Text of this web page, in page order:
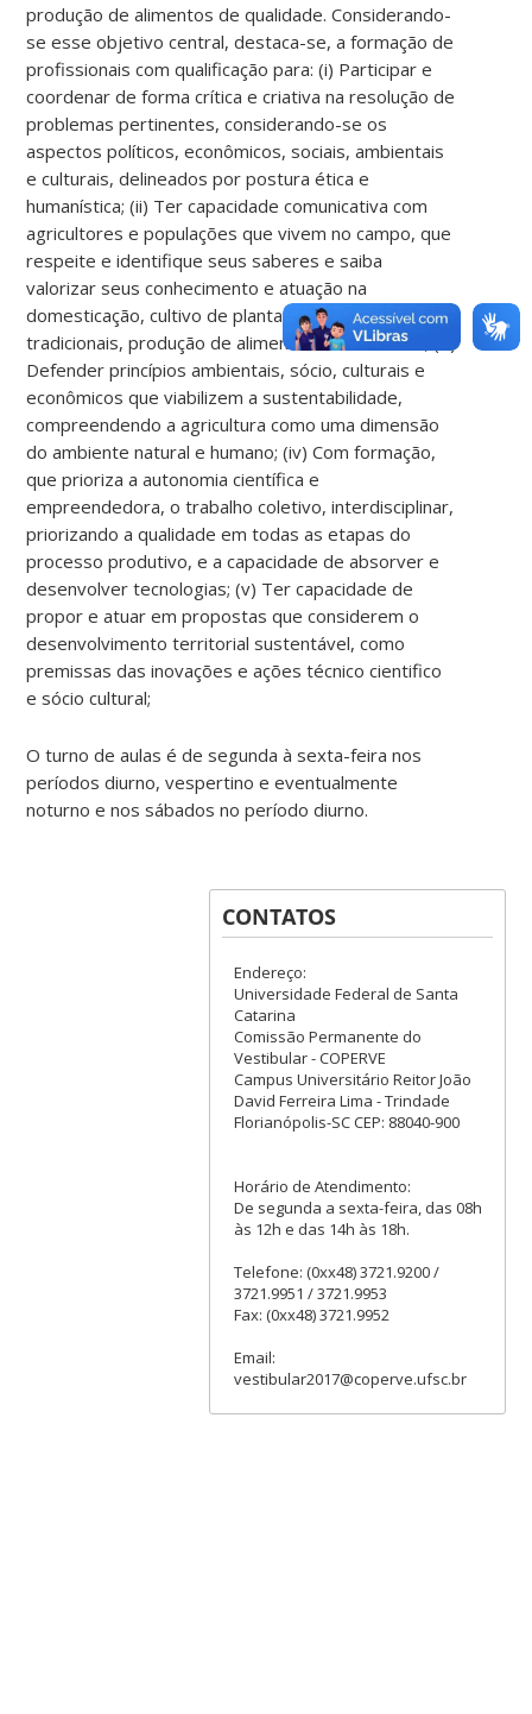
produção de alimentos de qualidade. Considerando-
se esse objetivo central, destaca-se, a formação de
profissionais com qualificação para: (i) Participar e
coordenar de forma crítica e criativa na resolução de
problemas pertinentes, considerando-se os
aspectos políticos, econômicos, sociais, ambientais
e culturais, delineados por postura ética e
humanística; (ii) Ter capacidade comunicativa com
agricultores e populações que vivem no campo, que
respeite e identifique seus saberes e saiba
valorizar seus conhecimento e atuação na
domesticação, cultivo de plantas, saberes
tradicionais, produção de alimentos entre outros; (iii)
Defender princípios ambientais, sócio, culturais e
econômicos que viabilizem a sustentabilidade,
compreendendo a agricultura como uma dimensão
do ambiente natural e humano; (iv) Com formação,
que prioriza a autonomia científica e
empreendedora, o trabalho coletivo, interdisciplinar,
priorizando a qualidade em todas as etapas do
processo produtivo, e a capacidade de absorver e
desenvolver tecnologias; (v) Ter capacidade de
propor e atuar em propostas que considerem o
desenvolvimento territorial sustentável, como
premissas das inovações e ações técnico cientifico
e sócio cultural;
O turno de aulas é de segunda à sexta-feira nos
períodos diurno, vespertino e eventualmente
noturno e nos sábados no período diurno.
CONTATOS
Endereço:
Universidade Federal de Santa
Catarina
Comissão Permanente do
Vestibular - COPERVE
Campus Universitário Reitor João
David Ferreira Lima - Trindade
Florianópolis-SC CEP: 88040-900
Horário de Atendimento:
De segunda a sexta-feira, das 08h
às 12h e das 14h às 18h.
Telefone: (0xx48) 3721.9200 /
3721.9951 / 3721.9953
Fax: (0xx48) 3721.9952
Email:
vestibular2017@coperve.ufsc.br